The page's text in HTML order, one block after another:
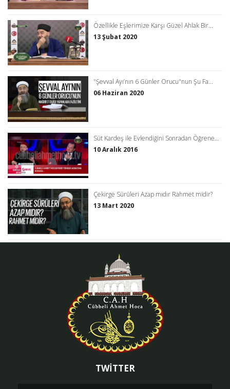
Özellikle Eşlerimize Karşı Güzel Ahlak Bir...
13 Şubat 2020
"Şevval Ayı’nın 6 Günler Orucu"nun Şu Fa...
06 Haziran 2020
Süt Kardeş ile Evlendiğini Sonradan Öğrene...
10 Aralık 2016
Çekirge Sürüleri Azap mıdır Rahmet midir?
13 Mart 2020
TWİTTER